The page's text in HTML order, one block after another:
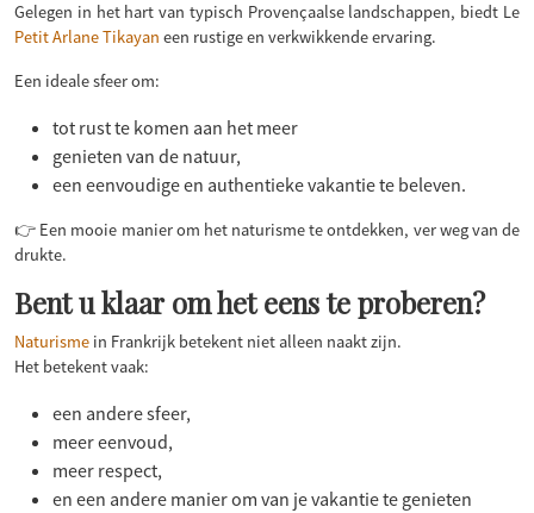
Gelegen in het hart van typisch Provençaalse landschappen, biedt Le
Petit Arlane Tikayan een rustige en verkwikkende ervaring.
Een ideale sfeer om:
tot rust te komen aan het meer
genieten van de natuur,
een eenvoudige en authentieke vakantie te beleven.
👉 Een mooie manier om het naturisme te ontdekken, ver weg van de
drukte.
Bent u klaar om het eens te proberen?
Naturisme in Frankrijk betekent niet alleen naakt zijn.
Het betekent vaak:
een andere sfeer,
meer eenvoud,
meer respect,
en een andere manier om van je vakantie te genieten